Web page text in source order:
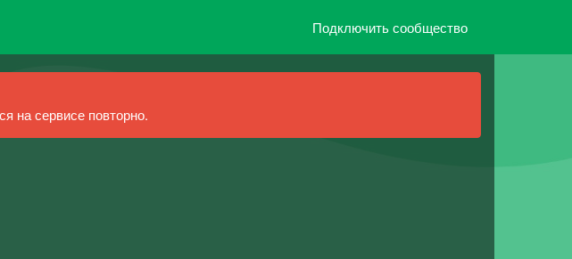
Подключить сообщество
на сервисе повторно.